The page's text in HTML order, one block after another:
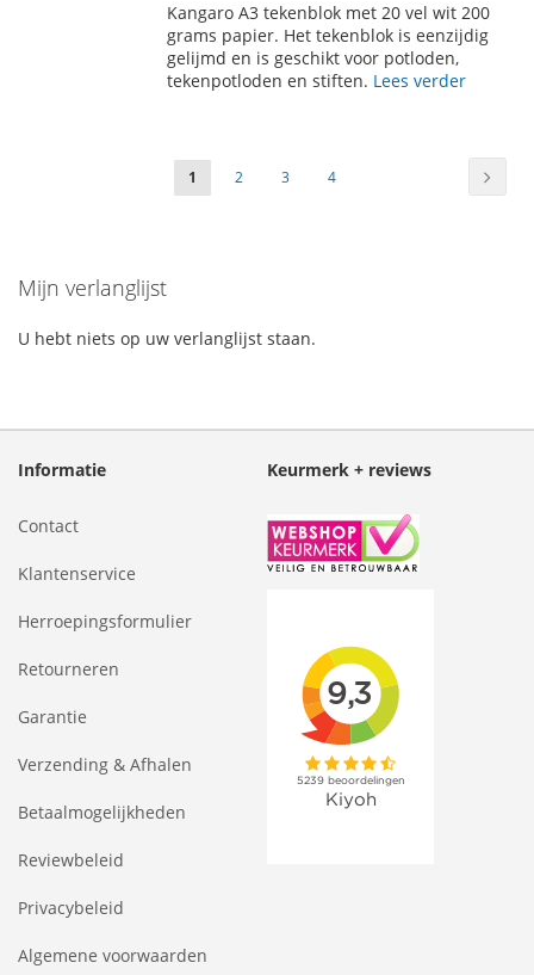
AAN
VERLANGLIJST
TE
VERGELIJKEN
Kangaro A3 tekenblok met 20 vel wit 200
grams papier. Het tekenblok is eenzijdig
gelijmd en is geschikt voor potloden,
tekenpotloden en stiften. Lees verder
Pagina
U1 Pagina
2 Pagina
3 Pagina
4
Mijn verlanglijst
U hebt niets op uw verlanglijst staan.
Informatie
Contact
Klantenservice
Herroepingsformulier
Retourneren
Garantie
Verzending & Afhalen
Betaalmogelijkheden
Reviewbeleid
Privacybeleid
Algemene voorwaarden
Keurmerk + reviews